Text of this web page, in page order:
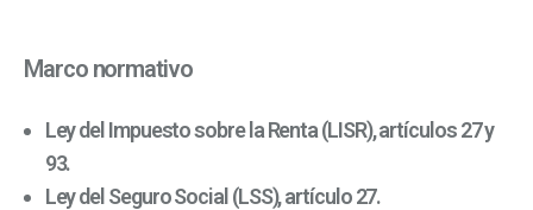
Marco normativo
Ley del Impuesto sobre la Renta (LISR), artículos 27 y
93.
Ley del Seguro Social (LSS), artículo 27.